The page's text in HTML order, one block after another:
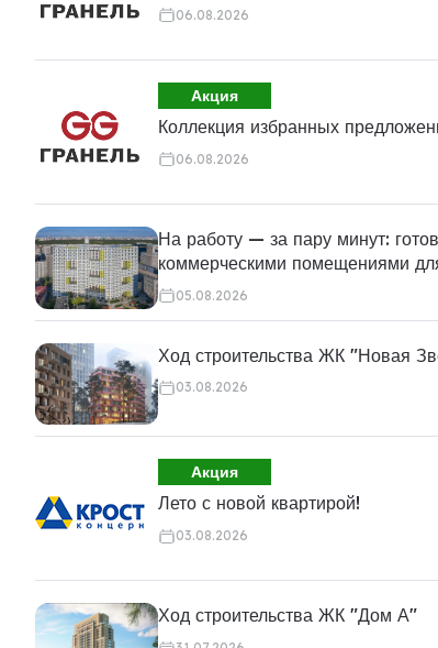
06.08.2026
Акция
Коллекция избранных
06.08.2026
На работу — за пару минут:
коммерческими помещениями
05.08.2026
Ход строительства ЖК "Новая
03.08.2026
Акция
Лето с новой квартирой!
03.08.2026
Ход строительства ЖК "Дом А"